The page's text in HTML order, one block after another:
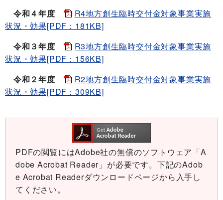
令和４年度
R4地方創生臨時交付金対象事業実施
状況・効果[PDF：181KB]
令和３年度
R3地方創生臨時交付金対象事業実施
状況・効果[PDF：156KB]
令和２年度
R2地方創生臨時交付金対象事業実施
状況・効果[PDF：309KB]
PDFの閲覧にはAdobe社の無償のソフトウェア「A
dobe Acrobat Reader」が必要です。下記のAdob
e Acrobat Readerダウンロードページから入手し
てください。